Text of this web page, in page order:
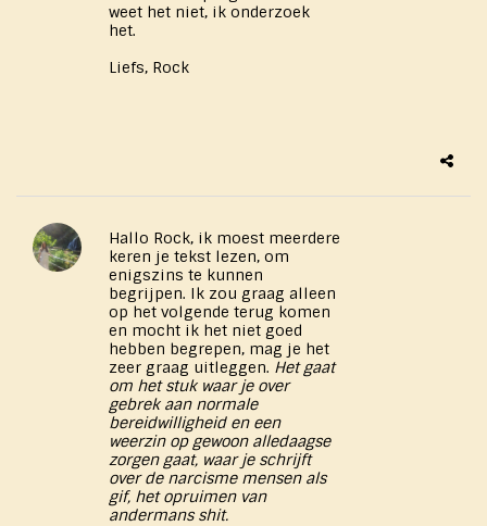
weet het niet, ik onderzoek
het.
Liefs, Rock
Hallo Rock, ik moest meerdere
keren je tekst lezen, om
enigszins te kunnen
begrijpen. Ik zou graag alleen
op het volgende terug komen
en mocht ik het niet goed
hebben begrepen, mag je het
zeer graag uitleggen. Het gaat
om het stuk waar je over
gebrek aan normale
bereidwilligheid en een
weerzin op gewoon alledaagse
zorgen gaat, waar je schrijft
over de narcisme mensen als
gif, het opruimen van
andermans shit.